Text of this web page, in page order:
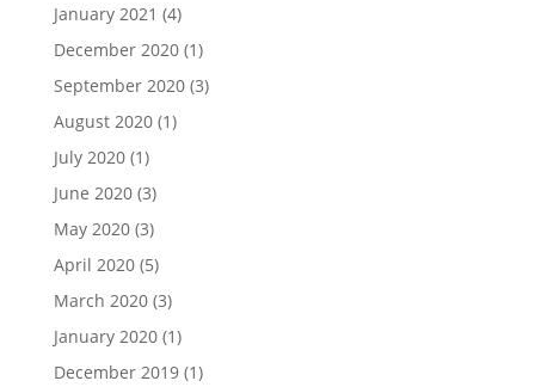
January 2021 (4)
December 2020(1)
September 2020(3)
August 2020(1)
July 2020(1)
June 2020(3)
May 2020(3)
April 2020(5)
March 2020(3)
January 2020(1)
December 2019(1)